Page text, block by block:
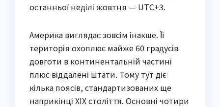
останньої неділі жовтня — UTC+3.
Америка виглядає зовсім інакше. Її
територія охоплює майже 60 градусів
довготи в континентальній частині
плюс віддалені штати. Тому тут діє
кілька поясів, стандартизованих ще
наприкінці XIX століття. Основні чотири